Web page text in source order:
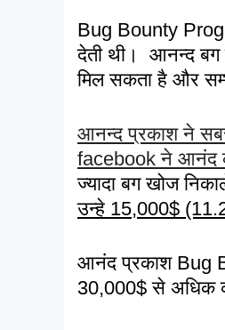
Bug Bounty
देती थी। आनन्द बग
मिल सकता है और
आनन्द प्रकाश ने
facebook ने आनंद
ज्यादा बग खोज
उन्हे 15,000$
आनंद प्रकाश Bug
30,000$ से अधिक